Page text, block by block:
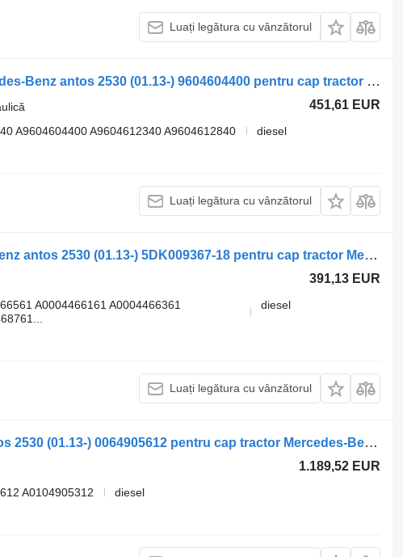
Luați legătura cu vânzătorul
Servodirecţie hidraulică Mercedes-Benz antos 2530 (01.13-) 9604604400 pentru cap tractor Mercedes-Benz Actros MP4 Antos Arocs (2012-)
451,61 EUR
A9604604400 A9604612340 A9604612840
diesel
Luați legătura cu vânzătorul
Unitate de control Mercedes-Benz antos 2530 (01.13-) 5DK009367-18 pentru cap tractor Mercedes-Benz Actros MP4 Antos Arocs (2012-)
391,13 EUR
A0004466161 A0004466361
diesel
Luați legătura cu vânzătorul
Silențiator Mercedes-Benz antos 2530 (01.13-) 0064905612 pentru cap tractor Mercedes-Benz Actros MP4 Antos Arocs (2012-)
1.189,52 EUR
A0104905312
diesel